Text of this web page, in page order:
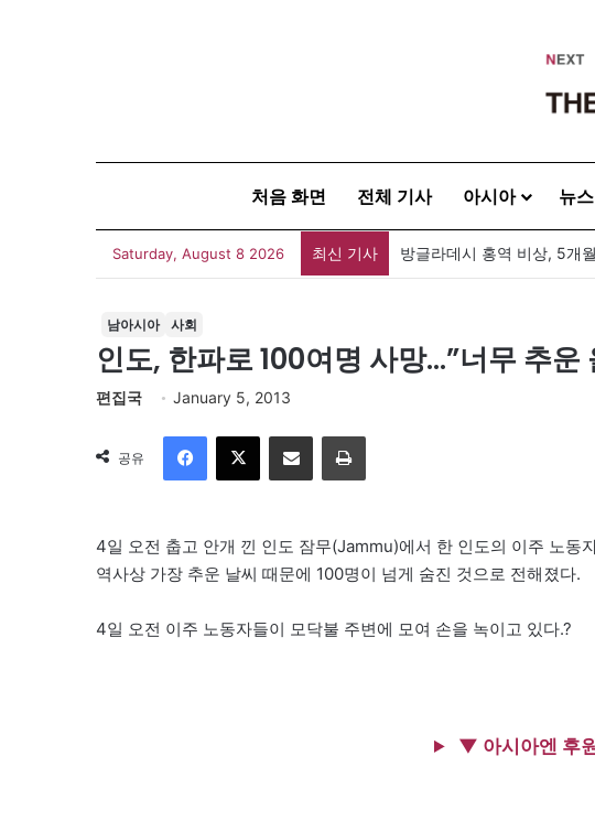
처음 화면 전체 기사 아시아 뉴스
Saturday, August 8 2026 최신 기사
남아시아 사회
인도, 한파로 100여명 사망…”너무 추운
편집국 January 5, 2013
공유
이메일
4일 오전 춥고 안개 낀 인도 잠무(Jammu)에서 한 인도의 이주 노동
역사상 가장 추운 날씨 때문에 100명이 넘게 숨진 것으로 전해졌다.
4일 오전 이주 노동자들이 모닥불 주변에 모여 손을 녹이고 있다.?
▼ 아시아엔 후